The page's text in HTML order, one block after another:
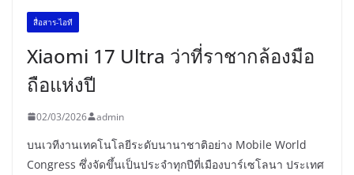
สื่อสาร-ไอที
Xiaomi 17 Ultra ว่าที่ราชากล้องมือ
ถือแห่งปี
02/03/2026 admin
บนเวทีงานเทคโนโลยีระดับนานาชาติอย่าง Mobile World
Congress ซึ่งจัดขึ้นเป็นประจำทุกปีที่เมืองบาร์เซโลนา ประเทศ